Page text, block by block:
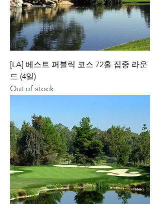
[LA] 베스트 퍼블릭 코스 72홀 집중 라운
드 (4일)
Out of stock